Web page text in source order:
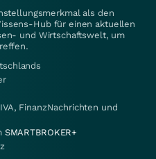
als den
Hub für einen aktuellen
und Wirtschaftswelt, um
FinanzNachrichten und
SMARTBROKER+